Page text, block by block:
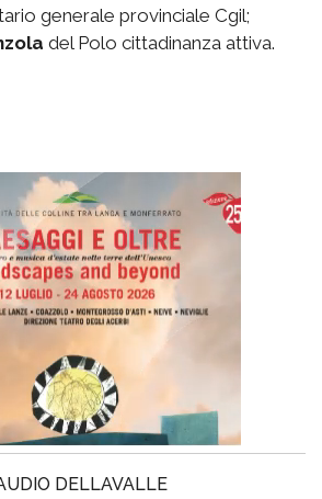
generale provinciale Cgil;
del Polo cittadinanza attiva.
DELLAVALLE